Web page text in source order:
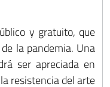
y gratuito, que
la pandemia. Una
ser apreciada en
resistencia del arte